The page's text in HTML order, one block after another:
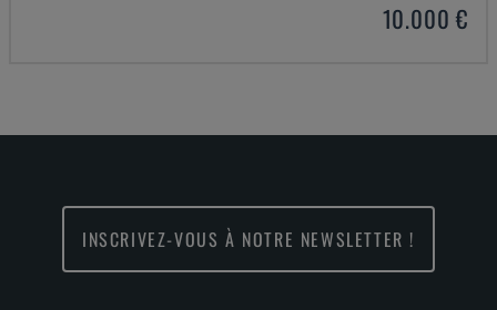
10.000 €
INSCRIVEZ-VOUS À NOTRE NEWSLETTER !